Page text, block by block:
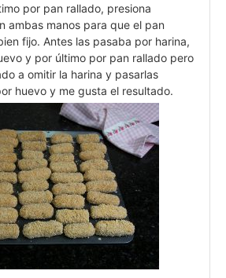
por pan rallado, presiona
ambas manos para que el pan
fijo. Antes las pasaba por harina,
y por último por pan rallado pero
a omitir la harina y pasarlas
huevo y me gusta el resultado.